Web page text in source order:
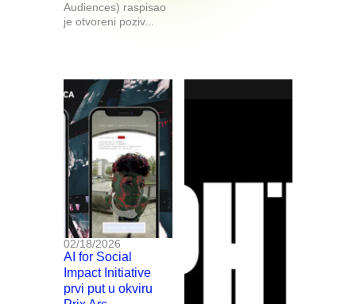
Audiences) raspisao
je otvoreni poziv...
02/18/2026
AI for Social
Impact Initiative
prvi put u okviru